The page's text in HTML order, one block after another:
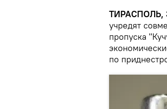
ТИРАСПОЛЬ,
учредят
пропуска
по